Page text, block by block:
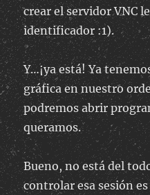
crear el servidor VNC
identificador :1).
Y…¡ya está! Ya
gráfica en nuestro
podremos abrir
queramos.
Bueno, no está del
controlar esa sesión